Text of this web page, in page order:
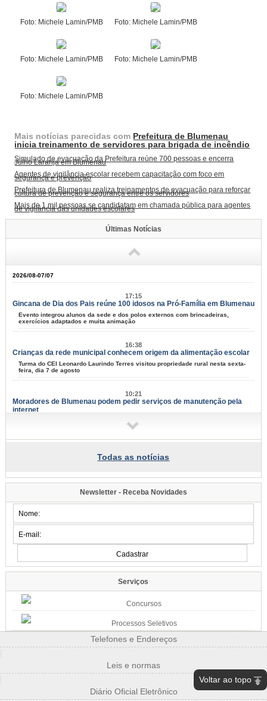
Foto: Michele Lamin/PMB Foto: Michele Lamin/PMB
Foto: Michele Lamin/PMB Foto: Michele Lamin/PMB
Foto: Michele Lamin/PMB
Mais notícias parecidas com Prefeitura de Blumenau
inicia treinamento de servidores para brigada de incêndio
Simulado de evacuação da Prefeitura reúne 700 pessoas e encerra
Julho Laranja em Blumenau
Agentes de vigilância escolar recebem capacitação com foco em
segurança e prevenção
Prefeitura de Blumenau realiza treinamentos de evacuação para reforçar
cultura de prevenção e segurança entre os servidores
Mais de 1 mil pessoas se candidatam em chamada pública para agentes
de vigilância das unidades escolares
Últimas Notícias
2026/08-07/07
17:15
Gincana de Dia dos Pais reúne 100 idosos na Pró-Família em Blumenau
Evento integrou alunos da sede e dos polos externos com brincadeiras,
exercícios adaptados e muita animação
16:38
Crianças da rede municipal conhecem origem da alimentação escolar
Turma do CEI Leonardo Laurindo Terres visitou propriedade rural nesta sexta-
feira, dia 7 de agosto
10:21
Moradores de Blumenau podem pedir serviços de manutenção pela
internet
Samae faz campanha para grandes geradores de lixo
para explicar sobre a lei
confira
Música, arte e cultura marcam mais um fim de semana na cidade
07:34
Famílias do Loteamento Arnold Zickuhr recebem regularização dos
imóveis após 23 anos
Prefeitura entrega documentação de 18 lotes na Velha Central; espera
2026/08-06/06
15:39
Semana da Juventude inicia na próxima quarta-feira, dia 12: confira a
Esporte, cultura, saúde e atividades de integração estarão disponíveis em
Blumenau mantém IDEB nos maiores patamares da história em 2025
Nos anos iniciais, índice sobe de 6,6 para 6,7; nos anos finais, município
Todas as notícias
Newsletter - Receba Novidades
Serviços
Concursos
Processos Seletivos
Telefones e Endereços
Leis e normas
Diário Oficial Eletrônico
Voltar ao topo